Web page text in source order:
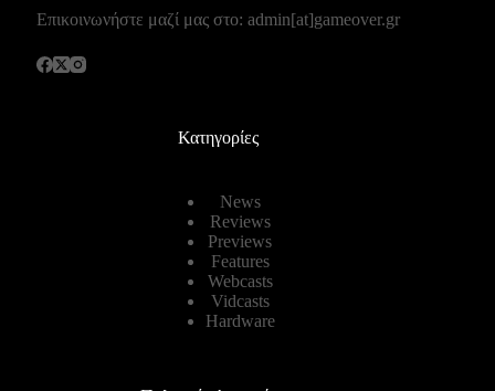
Επικοινωνήστε μαζί μας στο: admin[at]gameover.gr
Κατηγορίες
News
Reviews
Previews
Features
Webcasts
Vidcasts
Hardware